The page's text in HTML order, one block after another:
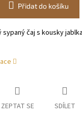
Přidat do košíku
sypaný čaj s kousky
ZEPTAT SE SDÍLET